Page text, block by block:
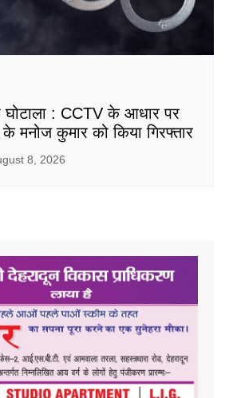
घोटाला : CCTV के आधार पर
मनोज कुमार को किया गिरफ्तार
8, 2026